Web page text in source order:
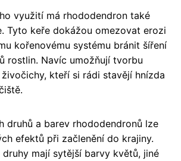
využití má rhododendron také
Tyto keře dokážou omezovat erozi
kořenovému systému bránit šíření
rostlin. Navíc umožňují tvorbu
kteří si rádi stavějí hnízda
druhů a barev rhododendronů lze
efektů při začlenění do krajiny.
mají sytější barvy květů, jiné